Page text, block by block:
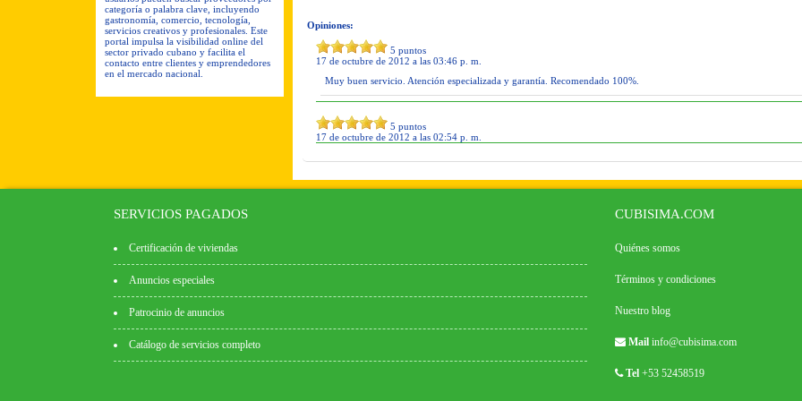
categoría o palabra clave, incluyendo
gastronomía, comercio, tecnología,
servicios creativos y profesionales. Este
portal impulsa la visibilidad online del
sector privado cubano y facilita el
contacto entre clientes y emprendedores
en el mercado nacional.
Opiniones:
5 puntos
17 de octubre de 2012 a las 03:46 p. m.
Muy buen servicio. Atención especializada y garantía. Recomendado 100%.
5 puntos
17 de octubre de 2012 a las 02:54 p. m.
SERVICIOS PAGADOS
Certificación de viviendas
Anuncios especiales
Patrocinio de anuncios
Catálogo de servicios completo
CUBISIMA.COM
Quiénes somos
Términos y condiciones
Nuestro blog
Mail info@cubisima.com
Tel +53 52458519